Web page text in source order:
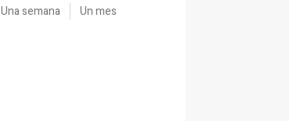
Una semana Un mes